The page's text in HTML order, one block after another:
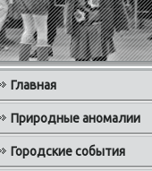
Главная
Природные аномалии
Городские события